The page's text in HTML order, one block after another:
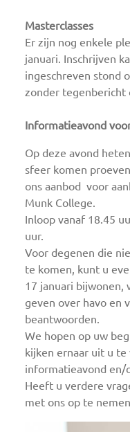
Masterclasses
Er zijn nog enkele
januari. Inschrijven
ingeschreven stond
zonder tegenbericht
Informatieavond
Op deze avond
sfeer komen
ons aanbod voor
Munk College.
Inloop vanaf 18.45
uur.
Voor degenen die
te komen, kunt u
17 januari bijwonen,
geven over havo en
beantwoorden.
We hopen op uw
kijken ernaar uit u
informatieavond en/
Heeft u verdere
met ons op te